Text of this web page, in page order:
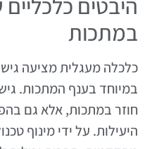
במתכות
כלכלה מעגלית מציעה
במיוחד בענף המתכות.
חוזר במתכות, אלא גם
היעילות. על ידי מינוף